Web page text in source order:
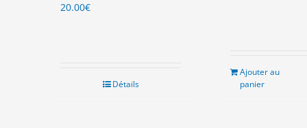
20.00€
Détails
Ajouter au
panier